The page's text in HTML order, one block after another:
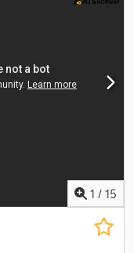
möjlig Beskrivning:
enligt
Ja EU-godkänd
kg Lastvikt: 1 152
Norway för mer 1 / 15